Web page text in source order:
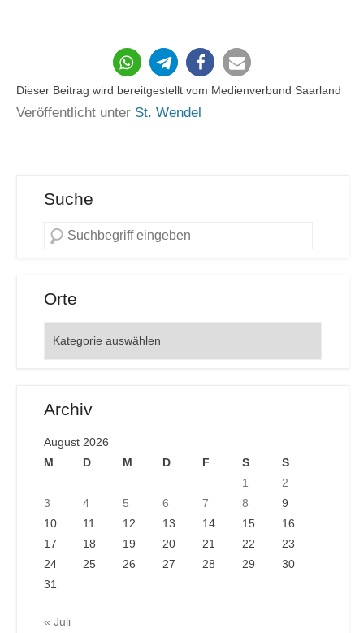
Dieser Beitrag wird bereitgestellt vom Medienverbund Saarland
Veröffentlicht unter St. Wendel
Suche
Orte
Archiv
August 2026
M
D M D F S
S
1
2
3
4 5 6 7 8
9
10
11 12 13 14 15
16
17
18 19 20 21 22
23
24
25 26 27 28 29
30
31
« Juli